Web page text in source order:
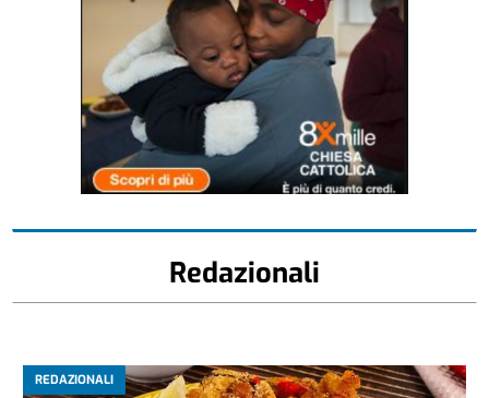
Redazionali
REDAZIONALI